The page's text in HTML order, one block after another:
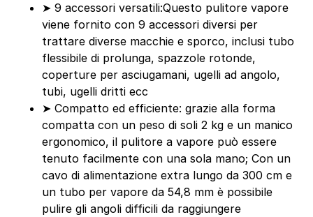
➤ 9 accessori versatili:Questo pulitore vapore
viene fornito con 9 accessori diversi per
trattare diverse macchie e sporco, inclusi tubo
flessibile di prolunga, spazzole rotonde,
coperture per asciugamani, ugelli ad angolo,
tubi, ugelli dritti ecc
➤ Compatto ed efficiente: grazie alla forma
compatta con un peso di soli 2 kg e un manico
ergonomico, il pulitore a vapore può essere
tenuto facilmente con una sola mano; Con un
cavo di alimentazione extra lungo da 300 cm e
un tubo per vapore da 54,8 mm è possibile
pulire gli angoli difficili da raggiungere